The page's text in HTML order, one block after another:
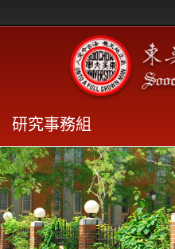
研究事務組